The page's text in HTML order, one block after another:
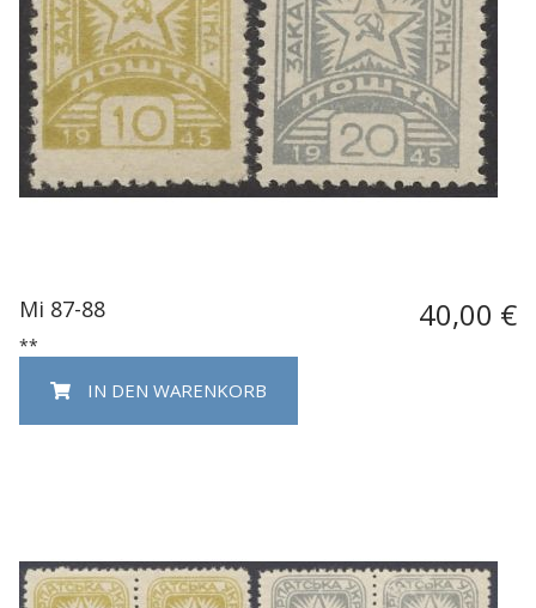
Mi 87-88 40,00 €
**
IN DEN WARENKORB